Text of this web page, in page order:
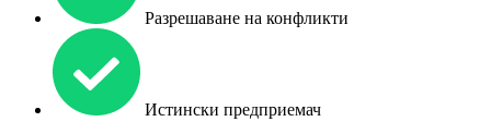
Разрешаване на конфликти
Истински предприемач